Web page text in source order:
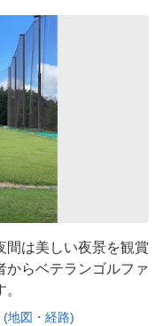
間は美しい夜景を観賞
からベテランゴルファ
(地図・経路)